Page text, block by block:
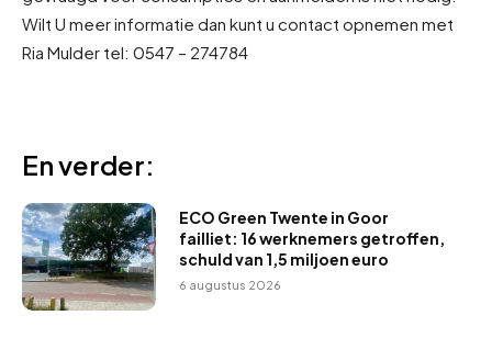
Wilt U meer informatie dan kunt u contact opnemen met
Ria Mulder tel: 0547 – 274784
En verder:
ECO Green Twente in Goor
failliet: 16 werknemers getroffen,
schuld van 1,5 miljoen euro
6 augustus 2026